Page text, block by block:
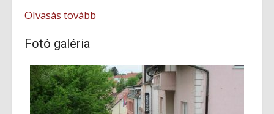
Olvasás tovább
Fotó galéria